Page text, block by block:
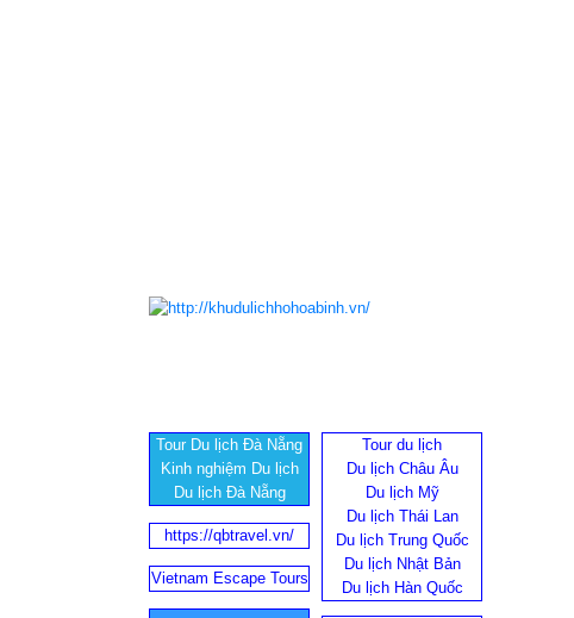
Tour Du lịch Đà Nẵng
Kinh nghiệm Du lịch
Du lịch Đà Nẵng
Tour du lịch
Du lịch Châu Âu
Du lịch Mỹ
Du lịch Thái Lan
Du lịch Trung Quốc
Du lịch Nhật Bản
Du lịch Hàn Quốc
https://qbtravel.vn/
Vietnam Escape Tours